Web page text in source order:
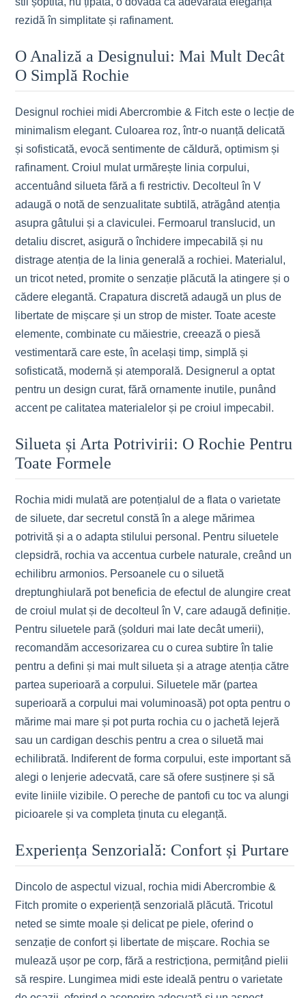
rezidă în simplitate și rafinament.
O Analiză a Designului: Mai Mult Decât
O Simplă Rochie
Designul rochiei midi Abercrombie & Fitch este o lecție de
minimalism elegant. Culoarea roz, într-o nuanță delicată
și sofisticată, evocă sentimente de căldură, optimism și
rafinament. Croiul mulat urmărește linia corpului,
accentuând silueta fără a fi restrictiv. Decolteul în V
adaugă o notă de senzualitate subtilă, atrăgând atenția
asupra gâtului și a claviculei. Fermoarul translucid, un
detaliu discret, asigură o închidere impecabilă și nu
distrage atenția de la linia generală a rochiei. Materialul,
un tricot neted, promite o senzație plăcută la atingere și o
cădere elegantă. Crapatura discretă adaugă un plus de
libertate de mișcare și un strop de mister. Toate aceste
elemente, combinate cu măiestrie, creează o piesă
vestimentară care este, în același timp, simplă și
sofisticată, modernă și atemporală. Designerul a optat
pentru un design curat, fără ornamente inutile, punând
accent pe calitatea materialelor și pe croiul impecabil.
Silueta și Arta Potrivirii: O Rochie Pentru
Toate Formele
Rochia midi mulată are potențialul de a flata o varietate
de siluete, dar secretul constă în a alege mărimea
potrivită și a o adapta stilului personal. Pentru siluetele
clepsidră, rochia va accentua curbele naturale, creând un
echilibru armonios. Persoanele cu o siluetă
dreptunghiulară pot beneficia de efectul de alungire creat
de croiul mulat și de decolteul în V, care adaugă definiție.
Pentru siluetele pară (șolduri mai late decât umerii),
recomandăm accesorizarea cu o curea subtire în talie
pentru a defini și mai mult silueta și a atrage atenția către
partea superioară a corpului. Siluetele măr (partea
superioară a corpului mai voluminoasă) pot opta pentru o
mărime mai mare și pot purta rochia cu o jachetă lejeră
sau un cardigan deschis pentru a crea o siluetă mai
echilibrată. Indiferent de forma corpului, este important să
alegi o lenjerie adecvată, care să ofere susținere și să
evite liniile vizibile. O pereche de pantofi cu toc va alungi
picioarele și va completa ținuta cu eleganță.
Experiența Senzorială: Confort și Purtare
Dincolo de aspectul vizual, rochia midi Abercrombie &
Fitch promite o experiență senzorială plăcută. Tricotul
neted se simte moale și delicat pe piele, oferind o
senzație de confort și libertate de mișcare. Rochia se
mulează ușor pe corp, fără a restricționa, permițând pielii
să respire. Lungimea midi este ideală pentru o varietate